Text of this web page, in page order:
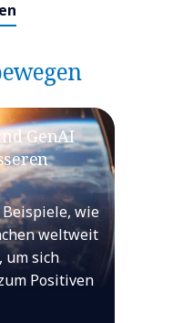
GenAI
wie
weltweit
um sich
Positiven